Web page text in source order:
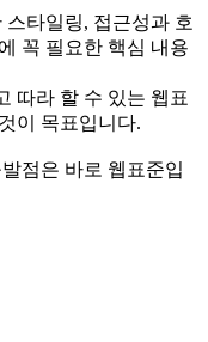
타일링, 접근성과 호
꼭 필요한 핵심 내용
따라 할 수 있는 웹표
이 목표입니다.
점은 바로 웹표준입